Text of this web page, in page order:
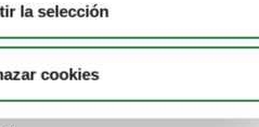
la selección
cookies
de:
SEAS, Estudios Superiores
en C/ Violeta Parra nº 9 –